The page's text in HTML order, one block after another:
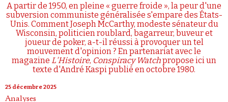
A partir de 1950, en pleine « guerre froide », la peur d'une
subversion communiste généralisée s'empare des États-
Unis. Comment Joseph McCarthy, modeste sénateur du
Wisconsin, politicien roublard, bagarreur, buveur et
joueur de poker, a-t-il réussi à provoquer un tel
mouvement d'opinion ? En partenariat avec le
magazine L'Histoire, Conspiracy Watchpropose ici un
texte d'André Kaspi publié en octobre 1980.
25 décembre 2025
Analyses